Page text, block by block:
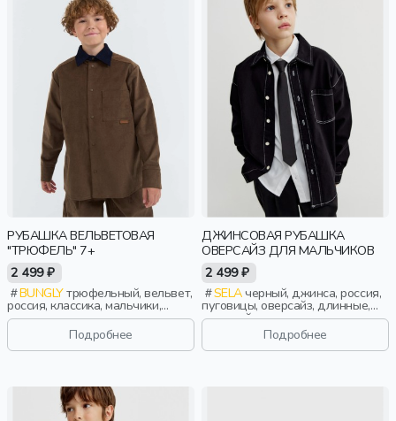
РУБАШКА ВЕЛЬВЕТОВАЯ
"ТРЮФЕЛЬ" 7+
2 499 ₽
BUNGLYтрюфельный, вельвет,
россия, классика, мальчики,
школьники, подростки, дети
Подробнее
ДЖИНСОВАЯ РУБАШКА
ОВЕРСАЙЗ ДЛЯ МАЛЬЧИКОВ
2 499 ₽
SELAчерный, джинса, россия,
пуговицы, оверсайз, длинные,
длинный рукав, застежка, школа,
манжета, свободные, защип,
карман, воротник, классика,
мальчики, дети
Подробнее